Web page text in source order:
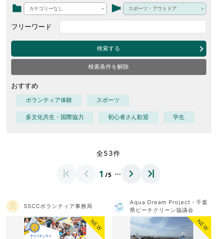
カテゴリーなし スポーツ・アウトドア
フリーワード
検索する
検索条件を解除
おすすめ
ボランティア体験 スポーツ
多文化共生・国際協力 初心者さん歓迎 学生
全53件
1 /5 …
SSCCボランティア事務局
NEW
Aqua Dream Project・千葉
県ビーチクリーン協議会
NEW